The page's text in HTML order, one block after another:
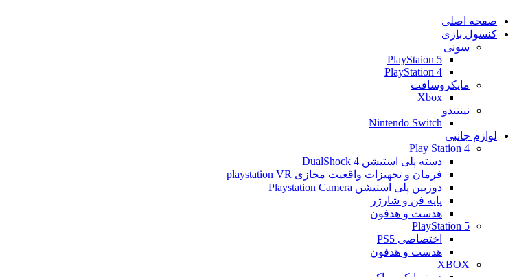
صفحه اصلی
کنسول بازی
سونی
PlayStaion 5
PlayStation 4
مایکروسافت
Xbox
نینتندو
Nintendo Switch
لوازم جانبی
Play Station 4
دسته پلی استیشن 4 DualShock
فرمان و تجهیزات واقعیت مجازی playstation VR
دوربین پلی استیشن Playstation Camera
پایه فن و شارژر
هدست و هدفون
PlayStation 5
اختصاصی PS5
هدست و هدفون
XBOX